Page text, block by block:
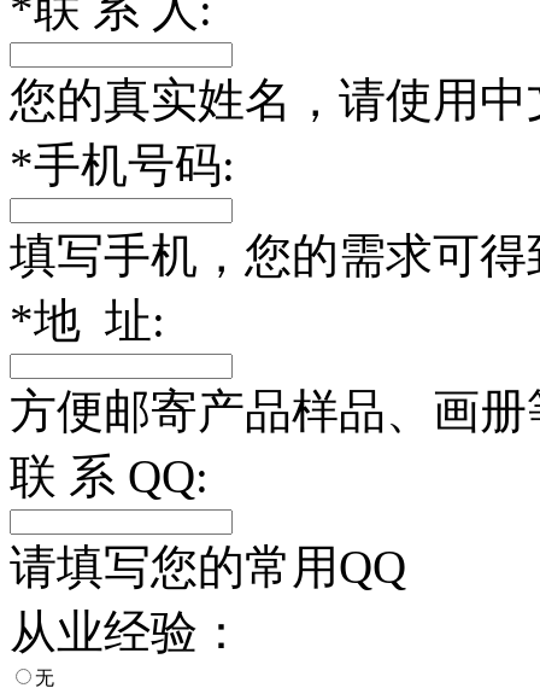
您的真实姓名，请使用中
*手机号码:
填写手机，您的需求可
*地 址:
方便邮寄产品样品、画
联 系 QQ:
请填写您的常用QQ
从业经验：
无